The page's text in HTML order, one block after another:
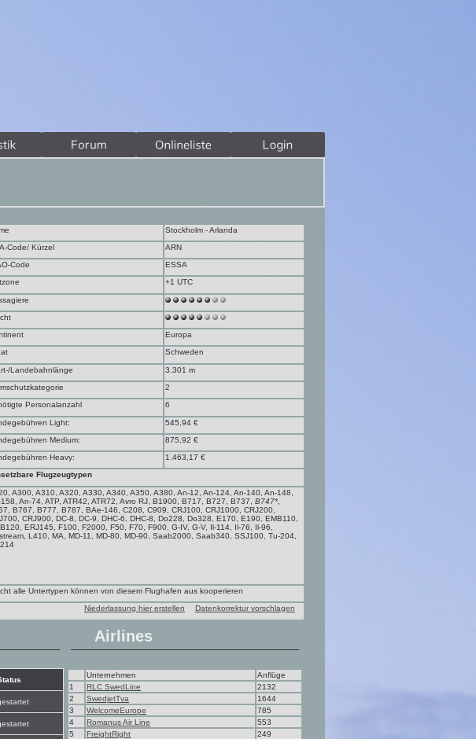
Stockholm - Arlanda
Code/ Kürzel
ARN
Code
ESSA
+1 UTC
Europa
Schweden
Landebahnlänge
3.301 m
2
Personalanzahl
6
Light:
545,94 €
Medium:
875,92 €
Heavy:
1.463,17 €
Flugzeugtypen
A300, A310, A320, A330, A340, A350, A380, An-12, An-124, An-140, An-148,
An-74, ATP, ATR42, ATR72, Avro RJ, B1900, B717, B727, B737, B747*
B767, B777, B787, BAe-146, C208, C909, CRJ100, CRJ1000, CRJ200,
CRJ900, DC-8, DC-9, DHC-6, DHC-8, Do228, Do328, E170, E190, EMB110,
ERJ145, F100, F2000, F50, F70, F900, G-IV, G-V, Il-114, Il-76, Il-96,
L410, MA, MD-11, MD-80, MD-90, Saab2000, Saab340, SSJ100, Tu-204,
alle Untertypen können von diesem Flughafen aus kooperieren
Niederlassung hier erstellen
Datenkorrektur vorschlagen
Airlines
Unternehmen
Anflüge
1
RLC SwedLine
2132
2
SwedjetTva
1644
3
WelcomeEurope
785
4
Romanus Air Line
553
5
FreightRight
249